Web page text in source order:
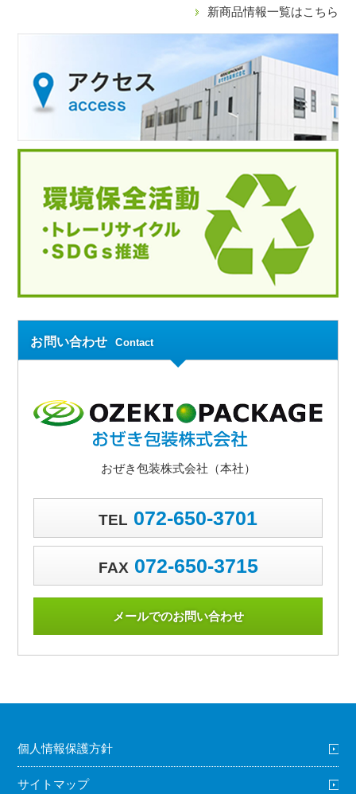
新商品情報一覧はこちら
お問い合わせ Contact
おぜき包装株式会社（本社）
TEL 072-650-3701
FAX 072-650-3715
メールでのお問い合わせ
個人情報保護方針
サイトマップ